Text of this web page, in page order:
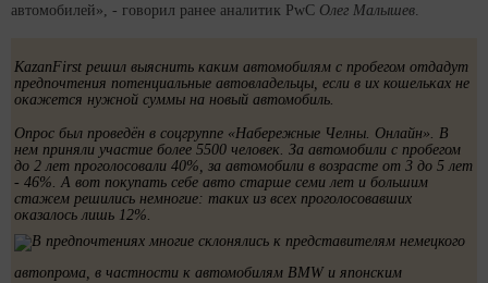
автомобилей», - говорил ранее аналитик PwC Олег Малышев.
KazanFirst решил выяснить каким автомобилям с пробегом отдадут
предпочтения потенциальные автовладельцы, если в их кошельках не
окажется нужной суммы на новый автомобиль.
Опрос был проведён в соцгруппе «Набережные Челны. Онлайн». В
нем приняли участие более 5500 человек. За автомобили с пробегом
до 2 лет проголосовали 40%, за автомобили в возрасте от 3 до 5 лет
- 46%. А вот покупать себе авто старше семи лет и большим
стажем решились немногие: таких из всех проголосовавших
оказалось лишь 12%.
В предпочтениях многие склонялись к представителям немецкого
автопрома, в частности к автомобилям BMW и японским